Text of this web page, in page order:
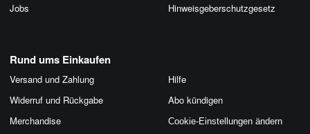
Jobs
Hinweis­geber­schutz­gesetz
Rund ums Einkaufen
Versand und Zahlung
Widerruf und Rückgabe
Merchandise
Hilfe
Abo kündigen
Cookie-Einstellungen ändern